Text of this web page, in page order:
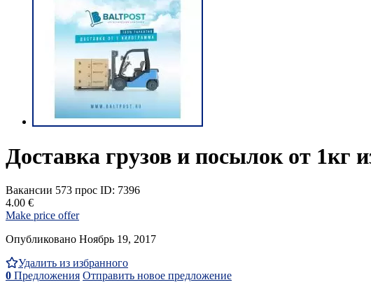
Доставка грузов и посылок от
Вакансии 573 прос ID: 7396
4.00 €
Make price offer
Опубликовано Ноябрь 19, 2017
Удалить из избранного
0 Предложения Отправить новое предложение